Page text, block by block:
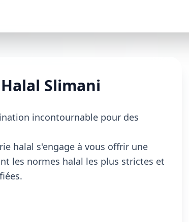
Slimani
incontournable pour des
halal s'engage à vous offrir une
les normes halal les plus strictes et